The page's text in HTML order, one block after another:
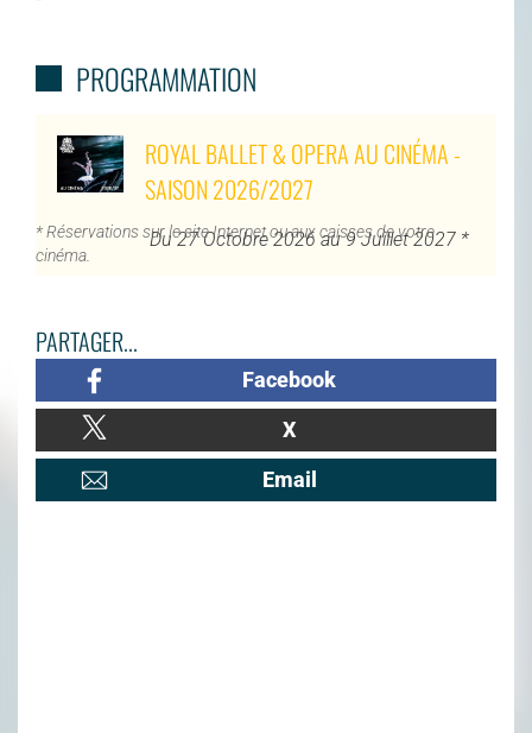
PROGRAMMATION
ROYAL BALLET & OPERA AU CINÉMA -
SAISON 2026/2027
Du 27 Octobre 2026 au 9 Juillet 2027 *
* Réservations sur le site Internet ou aux caisses de votre
cinéma.
PARTAGER...
Facebook
X
Email